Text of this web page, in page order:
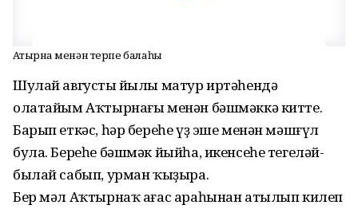
Аҡтырнаҡ менән терпе балаһы
Шулай августың йылы матур иртәһендә
олатайым Аҡтырнағы менән бәшмәккә китте.
Барып еткәс, һәр береһе үҙ эше менән мәшғүл
була. Береһе бәшмәк йыйһа, икенсеһе тегеләй-
былай сабып, урман ҡыҙыра.
Бер мәл Аҡтырнаҡ ағас араһынан атылып килеп